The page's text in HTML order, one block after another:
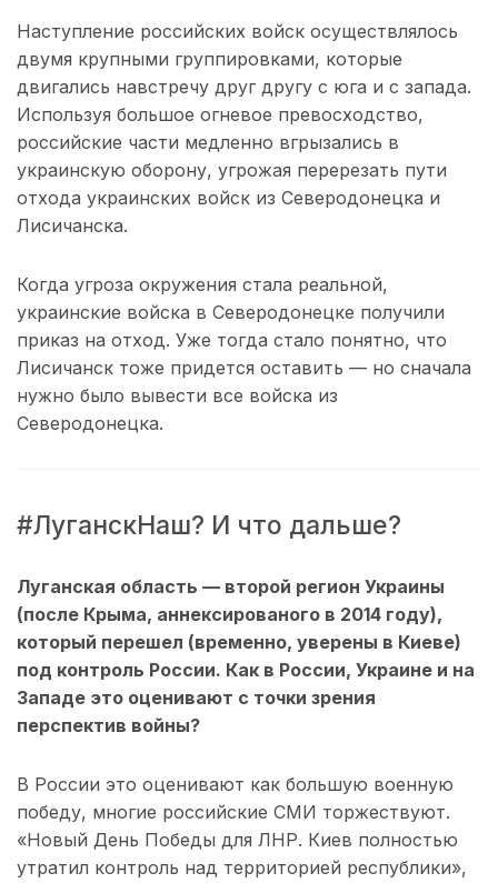
Наступление российских войск осуществлялось
двумя крупными группировками, которые
двигались навстречу друг другу с юга и с запада.
Используя большое огневое превосходство,
российские части медленно вгрызались в
украинскую оборону, угрожая перерезать пути
отхода украинских войск из Северодонецка и
Лисичанска.
Когда угроза окружения стала реальной,
украинские войска в Северодонецке получили
приказ на отход. Уже тогда стало понятно, что
Лисичанск тоже придется оставить — но сначала
нужно было вывести все войска из
Северодонецка.
#ЛуганскНаш? И что дальше?
Луганская область — второй регион Украины
(после Крыма, аннексированого в 2014 году),
который перешел (временно, уверены в Киеве)
под контроль России. Как в России, Украине и на
Западе это оценивают с точки зрения
перспектив войны?
В России это оценивают как большую военную
победу, многие российские СМИ торжествуют.
«Новый День Победы для ЛНР. Киев полностью
утратил контроль над территорией республики»,